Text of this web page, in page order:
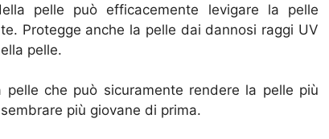
pelle può efficacemente levigare la pelle
Protegge anche la pelle dai dannosi raggi UV
pelle.
che può sicuramente rendere la pelle più
più giovane di prima.